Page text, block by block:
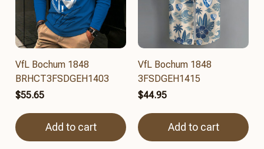
VfL Bochum 1848
BRHCT3FSDGEH1403
$55.65
Add to cart
VfL Bochum 1848
3FSDGEH1415
$44.95
Add to cart